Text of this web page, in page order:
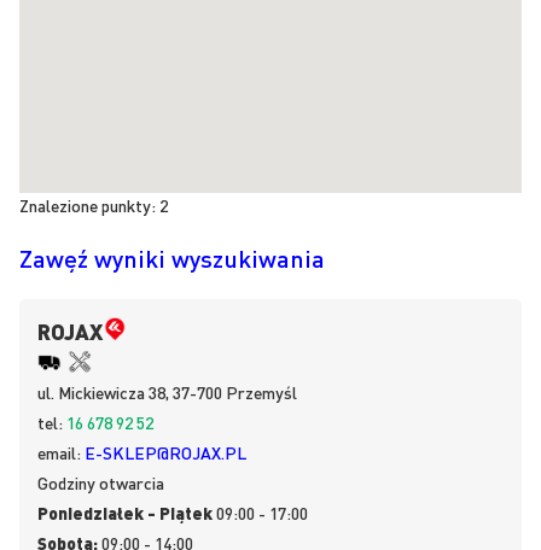
Znalezione punkty: 2
Zawęź wyniki wyszukiwania
ROJAX
ul. Mickiewicza 38, 37-700 Przemyśl
tel: 16 678 92 52
email: E-SKLEP@ROJAX.PL
Godziny otwarcia
Poniedziałek - Piątek09:00 - 17:00
Sobota:09:00 - 14:00